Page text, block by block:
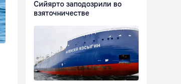
Сийярто заподозрили во
взяточничестве